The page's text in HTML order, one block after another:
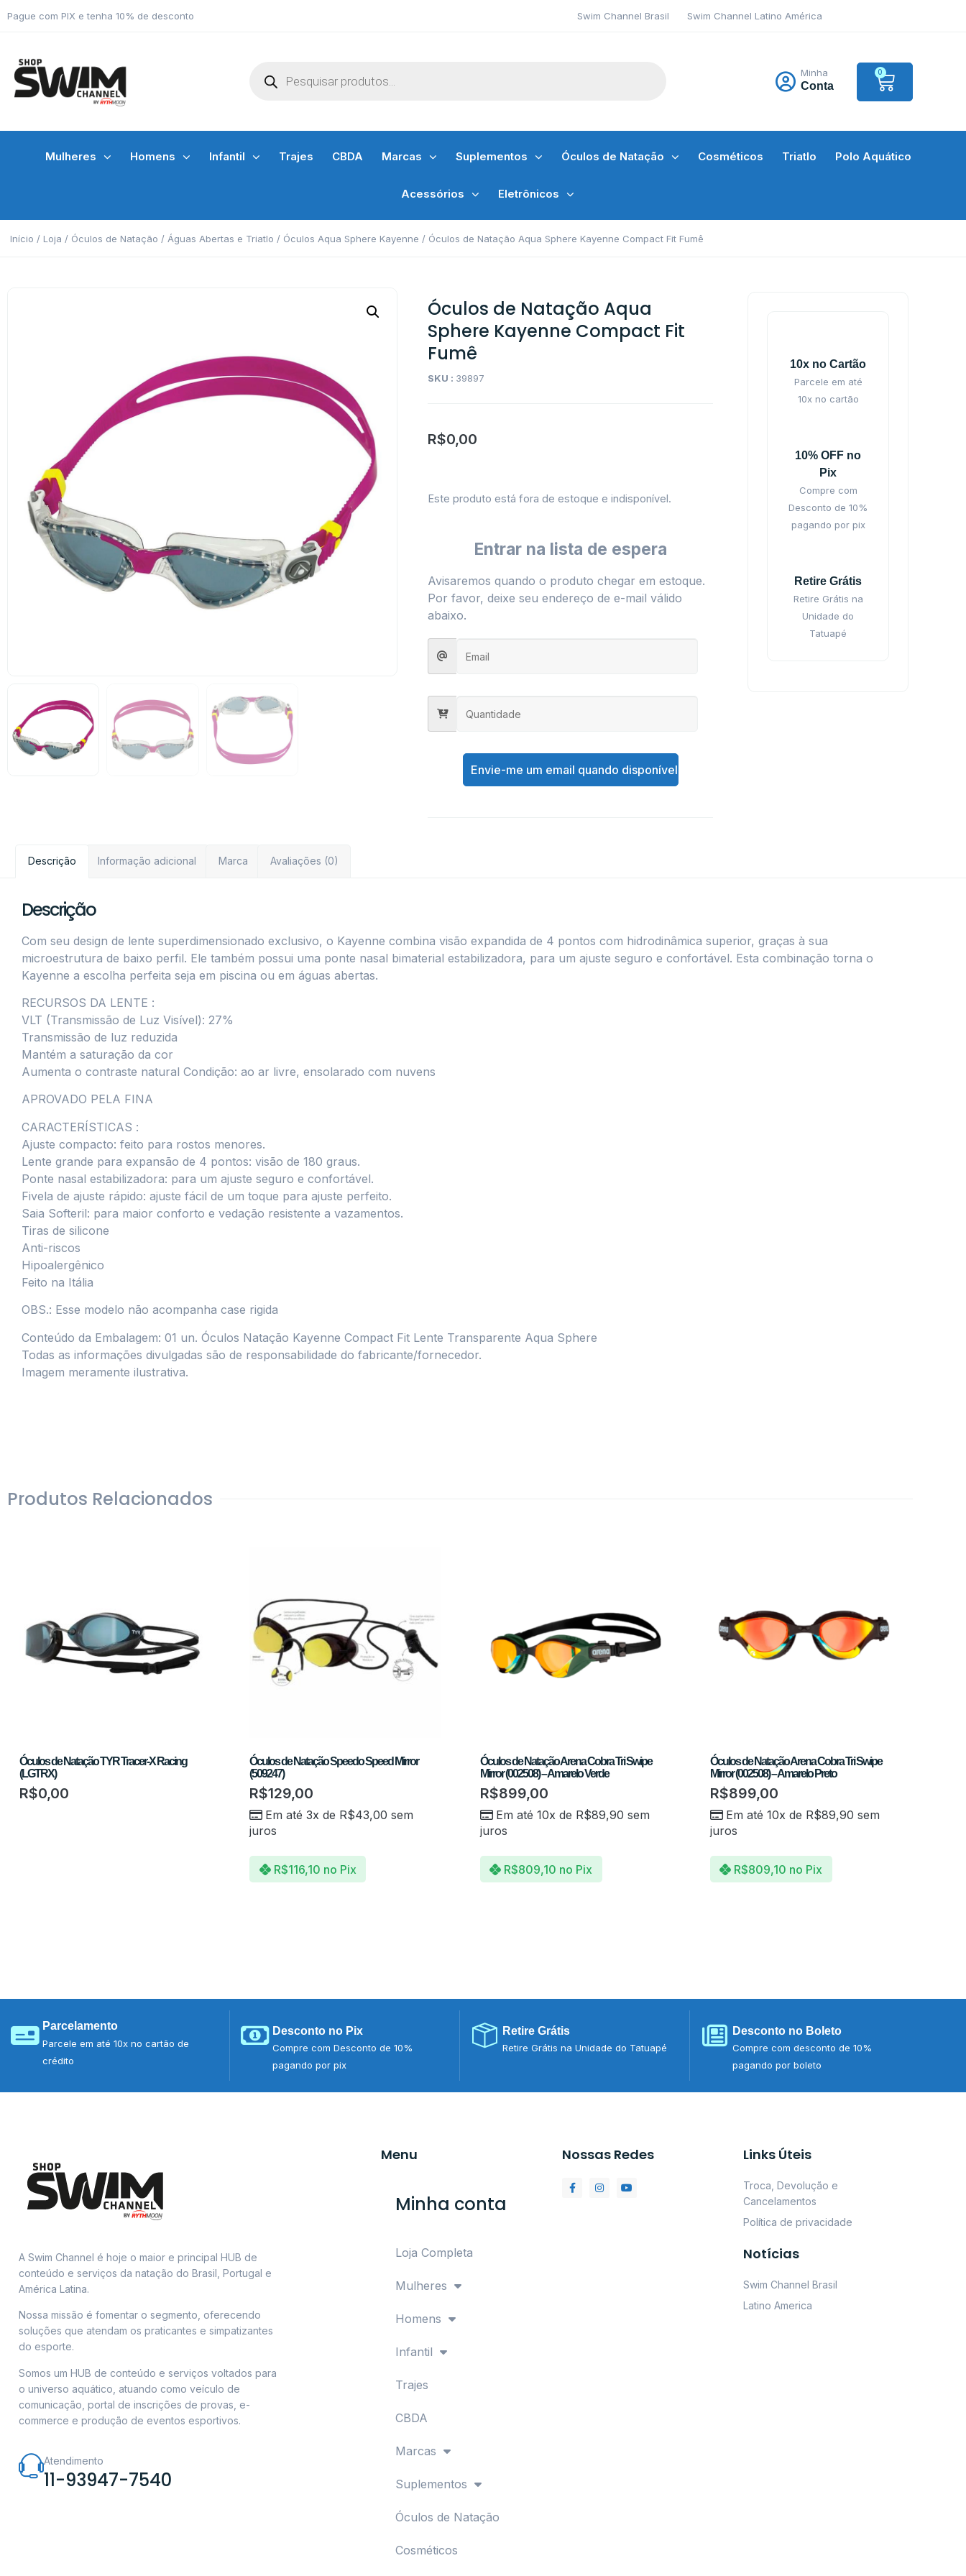
Pague com PIX e tenha 10% de desconto Swim Channel Brasil Swim Channel Latino América
Minha
Conta
0
Mulheres Homens Infantil Trajes CBDA Marcas Suplementos Óculos de Natação Cosméticos Triatlo Polo Aquático
Acessórios Eletrônicos
Início / Loja / Óculos de Natação / Águas Abertas e Triatlo / Óculos Aqua Sphere Kayenne / Óculos de Natação Aqua Sphere Kayenne Compact Fit Fumê
Óculos de Natação Aqua
Sphere Kayenne Compact Fit
Fumê
SKU : 39897
R$0,00
Este produto está fora de estoque e indisponível.
Entrar na lista de espera
Avisaremos quando o produto chegar em estoque.
Por favor, deixe seu endereço de e-mail válido
abaixo.
Envie-me um email quando disponível
10x no Cartão
Parcele em até
10x no cartão
10% OFF no
Pix
Compre com
Desconto de 10%
pagando por pix
Retire Grátis
Retire Grátis na
Unidade do
Tatuapé
Descrição Informação adicional Marca Avaliações (0)
Descrição
Com seu design de lente superdimensionado exclusivo, o Kayenne combina visão expandida de 4 pontos com hidrodinâmica superior, graças à sua
microestrutura de baixo perfil. Ele também possui uma ponte nasal bimaterial estabilizadora, para um ajuste seguro e confortável. Esta combinação torna o
Kayenne a escolha perfeita seja em piscina ou em águas abertas.
RECURSOS DA LENTE :
VLT (Transmissão de Luz Visível): 27%
Transmissão de luz reduzida
Mantém a saturação da cor
Aumenta o contraste natural Condição: ao ar livre, ensolarado com nuvens
APROVADO PELA FINA
CARACTERÍSTICAS :
Ajuste compacto: feito para rostos menores.
Lente grande para expansão de 4 pontos: visão de 180 graus.
Ponte nasal estabilizadora: para um ajuste seguro e confortável.
Fivela de ajuste rápido: ajuste fácil de um toque para ajuste perfeito.
Saia Softeril: para maior conforto e vedação resistente a vazamentos.
Tiras de silicone
Anti-riscos
Hipoalergênico
Feito na Itália
OBS.: Esse modelo não acompanha case rigida
Conteúdo da Embalagem: 01 un. Óculos Natação Kayenne Compact Fit Lente Transparente Aqua Sphere
Todas as informações divulgadas são de responsabilidade do fabricante/fornecedor.
Imagem meramente ilustrativa.
Produtos Relacionados
Óculos de Natação TYR Tracer-X Racing
(LGTRX)
R$0,00
Óculos de Natação Speedo Speed Mirror
(509247)
R$129,00
Em até 3x de R$43,00 sem
juros
R$116,10 no Pix
Óculos de Natação Arena Cobra Tri Swipe
Mirror (002508) – Amarelo Verde
R$899,00
Em até 10x de R$89,90 sem
juros
R$809,10 no Pix
Óculos de Natação Arena Cobra Tri Swipe
Mirror (002508) – Amarelo Preto
R$899,00
Em até 10x de R$89,90 sem
juros
R$809,10 no Pix
Parcelamento
Parcele em até 10x no cartão de
crédito
Desconto no Pix
Compre com Desconto de 10%
pagando por pix
Retire Grátis
Retire Grátis na Unidade do Tatuapé
Desconto no Boleto
Compre com desconto de 10%
pagando por boleto
A Swim Channel é hoje o maior e principal HUB de
conteúdo e serviços da natação do Brasil, Portugal e
América Latina.
Nossa missão é fomentar o segmento, oferecendo
soluções que atendam os praticantes e simpatizantes
do esporte.
Somos um HUB de conteúdo e serviços voltados para
o universo aquático, atuando como veículo de
comunicação, portal de inscrições de provas, e-
commerce e produção de eventos esportivos.
Atendimento
11-93947-7540
Menu
Minha conta
Loja Completa
Mulheres
Homens
Infantil
Trajes
CBDA
Marcas
Suplementos
Óculos de Natação
Cosméticos
Nossas Redes Links Úteis
Troca, Devolução e
Cancelamentos
Política de privacidade
Notícias
Swim Channel Brasil
Latino America